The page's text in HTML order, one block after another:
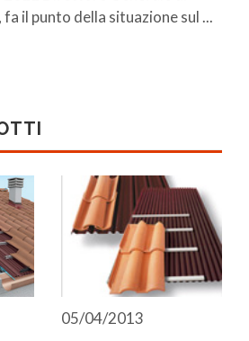
il punto della situazione sul ...
05/04/2013